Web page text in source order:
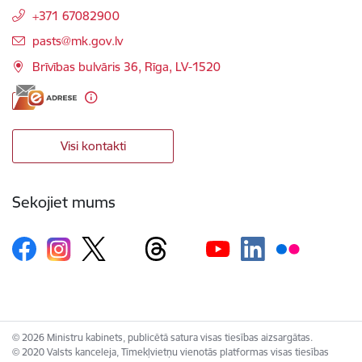
+371 67082900
E-pasts:
pasts@mk.gov.lv
Brīvības bulvāris 36, Rīga, LV-1520
Visi kontakti
Sekojiet mums
© 2026 Ministru kabinets, publicētā satura visas tiesības aizsargātas.
© 2020 Valsts kanceleja, Tīmekļvietņu vienotās platformas visas tiesības